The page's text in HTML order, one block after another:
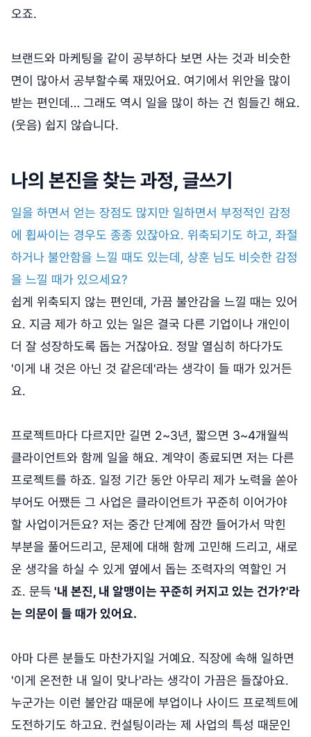
오죠.
브랜드와 마케팅을 같이 공부하다 보면 사는 것과 비슷한
면이 많아서 공부할수록 재밌어요. 여기에서 위안을 많이
받는 편인데… 그래도 역시 일을 많이 하는 건 힘들긴 해요.
(웃음) 쉽지 않습니다.
나의 본진을 찾는 과정, 글쓰기
일을 하면서 얻는 장점도 많지만 일하면서 부정적인 감정
에 휩싸이는 경우도 종종 있잖아요. 위축되기도 하고, 좌절
하거나 불안함을 느낄 때도 있는데, 상훈 님도 비슷한 감정
을 느낄 때가 있으세요?
쉽게 위축되지 않는 편인데, 가끔 불안감을 느낄 때는 있어
요. 지금 제가 하고 있는 일은 결국 다른 기업이나 개인이
더 잘 성장하도록 돕는 거잖아요. 정말 열심히 하다가도
'이게 내 것은 아닌 것 같은데'라는 생각이 들 때가 있거든
요.
프로젝트마다 다르지만 길면 2~3년, 짧으면 3~4개월씩
클라이언트와 함께 일을 해요. 계약이 종료되면 저는 다른
프로젝트를 하죠. 일정 기간 동안 아무리 제가 노력을 쏟아
부어도 어쨌든 그 사업은 클라이언트가 꾸준히 이어가야
할 사업이거든요? 저는 중간 단계에 잠깐 들어가서 막힌
부분을 풀어드리고, 문제에 대해 함께 고민해 드리고, 새로
운 생각을 하실 수 있게 옆에서 돕는 조력자의 역할인 거
죠. 문득 '내 본진, 내 알맹이는 꾸준히 커지고 있는 건가?'라
는 의문이 들 때가 있어요.
아마 다른 분들도 마찬가지일 거예요. 직장에 속해 일하면
'이게 온전한 내 일이 맞나'라는 생각이 가끔은 들잖아요.
누군가는 이런 불안감 때문에 부업이나 사이드 프로젝트에
도전하기도 하고요. 컨설팅이라는 제 사업의 특성 때문인